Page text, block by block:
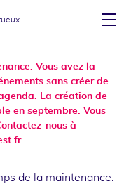
Vous avez la
sans créer de
La création de
en septembre. Vous
nous à
de la maintenance.